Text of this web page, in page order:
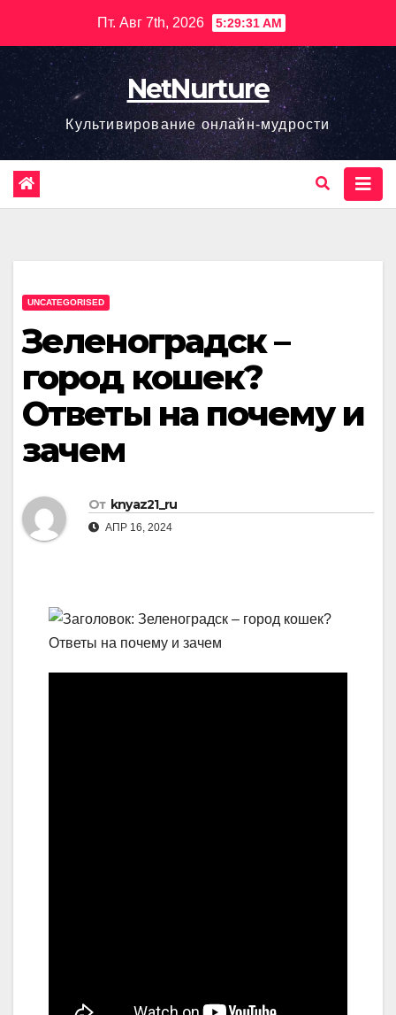
содержимому
Пт. Авг 7th, 2026 5:29:32 AM
NetNurture
Культивирование онлайн-мудрости
UNCATEGORISED
Зеленоградск –
город кошек?
Ответы на почему и
зачем
От knyaz21_ru
АПР 16, 2024